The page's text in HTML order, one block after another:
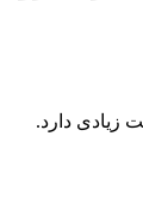
زیادی دارد.